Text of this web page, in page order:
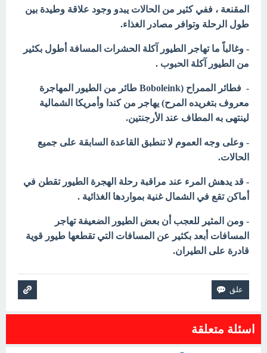
المقنعة ، ففي كثير من الحالات يبدو وجود علاقة وطيدة بين
طول الرحلة وتوافر مصادر الغذاء.
- وغالباً ما تهاجر الطيور آكلة الحشرات المسافة أطول بكثير
من الطيور آكلة الحبوب .
- فطائر الممراح (Boboleink طائر من الطيور المهاجرة
معروف بتغريده المرح) يهاجر من كندا وأمريكا الشمالية
لينتهى به المطاف عند الأرجنتين.
- وعلى وجه العموم لا تنطبق القاعدة السابقة على جميع
الحالات.
- قد يدهش المرء عند مراقبة رحلة الهجرة الطيور تقطن في
أماكن تقع في الشمال غنية بمواردها الغذائية .
- ومن المثير للعجب أن بعض الطيور الضعيفة تهاجر
المسافات أبعد بكثير عن المسافات التي تقطعها طيور قوية
قادرة على الطيران.
اسئلة متعلقة